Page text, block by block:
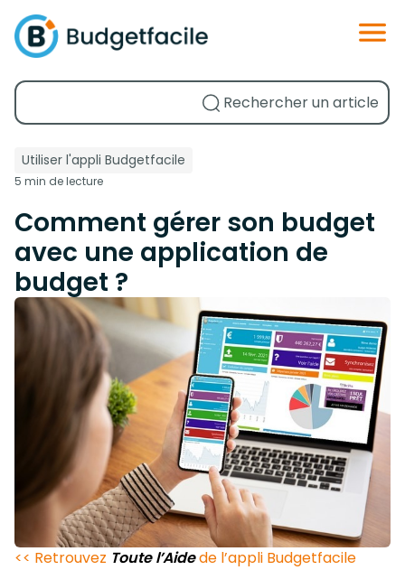
Utiliser l'appli Budgetfacile
5 min de lecture
Comment gérer son budget
avec une application de
budget ?
<< Retrouvez Toute l’Aidede l’appli Budgetfacile